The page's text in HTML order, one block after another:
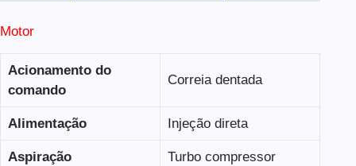
Motor
Acionamento do
comando
Correia dentada
Alimentação Injeção direta
Aspiração Turbo compressor